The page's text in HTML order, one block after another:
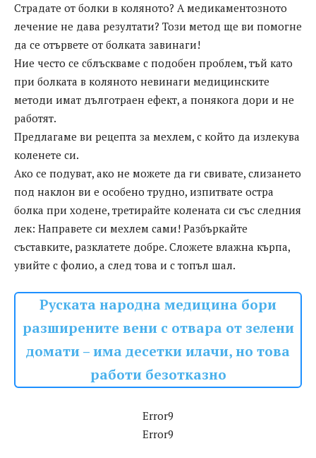
Страдате от болки в коляното? А медикаментозното
лечение не дава резултати? Този метод ще ви помогне
да се отървете от болката завинаги!
Ние често се сблъскваме с подобен проблем, тъй като
при болката в коляното невинаги медицинските
методи имат дълготраен ефект, а понякога дори и не
работят.
Предлагаме ви рецепта за мехлем, с който да излекува
коленете си.
Ако се подуват, ако не можете да ги свивате, слизането
под наклон ви е особено трудно, изпитвате остра
болка при ходене, третирайте колената си със следния
лек: Направете си мехлем сами! Разбъркайте
съставките, разклатете добре. Сложете влажна кърпа,
увийте с фолио, а след това и с топъл шал.
Руската народна медицина бори
разширените вени с отвара от зелени
домати – има десетки илачи, но това
работи безотказно
Error9
Error9